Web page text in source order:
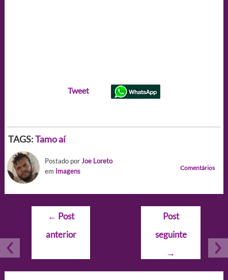
Tweet
TAGS:Tamo aí
Postado porJoe Loreto
em Imagens Comentários
Navegação
Post
← Post
anterior
Post
seguinte
→